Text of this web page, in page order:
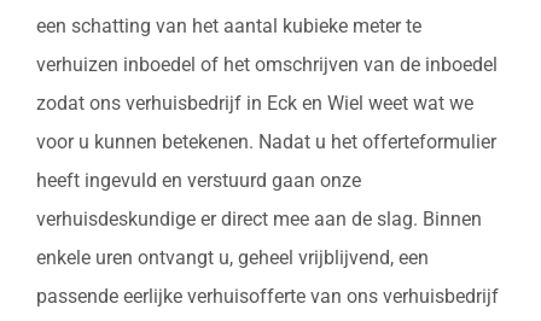
een schatting van het aantal kubieke meter te
verhuizen inboedel of het omschrijven van de inboedel
zodat ons verhuisbedrijf in Eck en Wiel weet wat we
voor u kunnen betekenen. Nadat u het offerteformulier
heeft ingevuld en verstuurd gaan onze
verhuisdeskundige er direct mee aan de slag. Binnen
enkele uren ontvangt u, geheel vrijblijvend, een
passende eerlijke verhuisofferte van ons verhuisbedrijf